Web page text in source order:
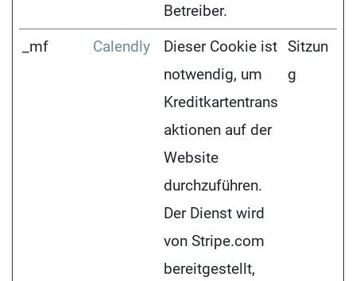
Betreiber.
_mf
Calendly
Dieser Cookie ist
notwendig, um
Kreditkartentrans
aktionen auf der
Website
durchzuführen.
Der Dienst wird
von Stripe.com
bereitgestellt,
Sitzun
g